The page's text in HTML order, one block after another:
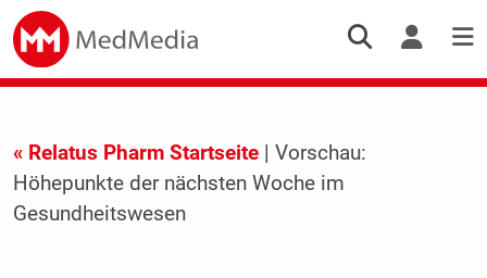
« Relatus Pharm Startseite| Vorschau:
Höhepunkte der nächsten Woche im
Gesundheitswesen